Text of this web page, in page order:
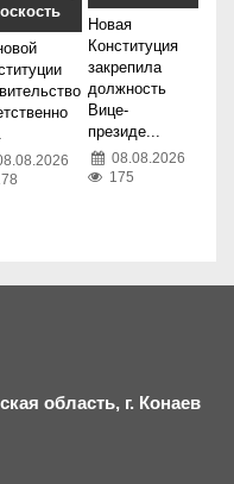
Новая
Конституция
закрепила
должность
Вице-
президе...
08.08.2026
175
область, г. Конаев